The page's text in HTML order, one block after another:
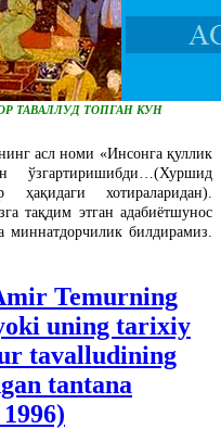
ТАВАЛЛУД ТОПГАН КУН
асл номи «Инсонга қуллик
ўзгартиришибди…(Хуршид
хотираларидан).
тақдим этган адабиётшунос
миннатдорчилик билдирамиз.
Temurning
uning tarixiy
tavalludining
tantana